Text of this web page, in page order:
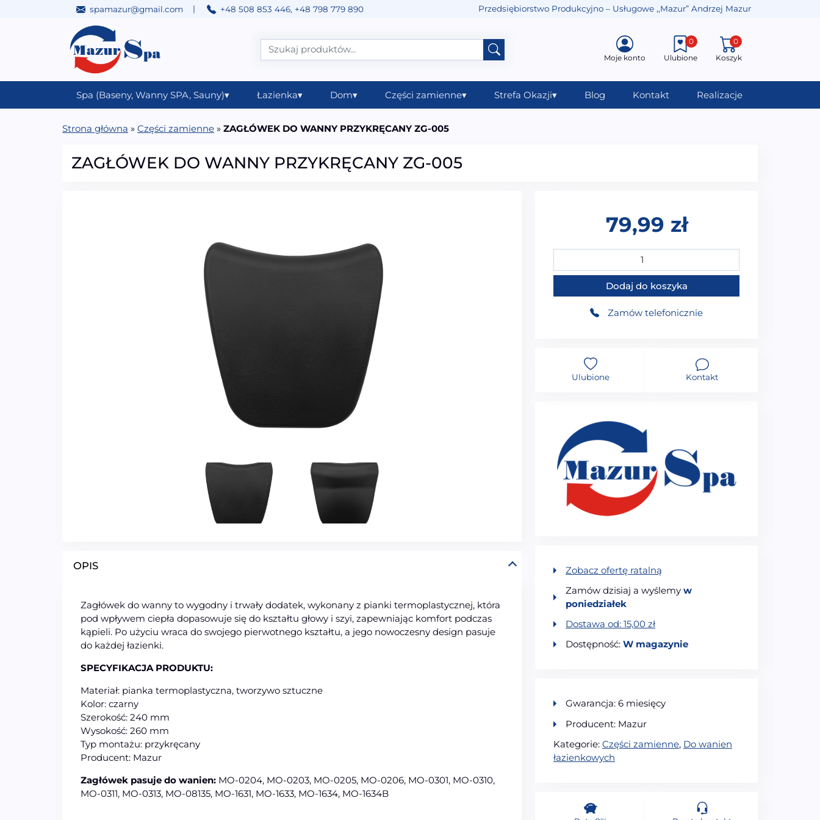
spamazur@gmail.com | +48 508 853 446, +48 798 779 890 Przedsiębiorstwo Produkcyjno – Usługowe ,,Mazur” Andrzej Mazur
Main Navigation Moje konto Ulubione
0
Koszyk
0
Spa (Baseny, Wanny SPA, Sauny)▾ Łazienka▾ Dom▾ Części zamienne▾ Strefa Okazji▾ Blog Kontakt Realizacje
Strona główna » Części zamienne » ZAGŁÓWEK DO WANNY PRZYKRĘCANY ZG-005
ZAGŁÓWEK DO WANNY PRZYKRĘCANY ZG-005
OPIS
Zagłówek do wanny to wygodny i trwały dodatek, wykonany z pianki termoplastycznej, która
pod wpływem ciepła dopasowuje się do kształtu głowy i szyi, zapewniając komfort podczas
kąpieli. Po użyciu wraca do swojego pierwotnego kształtu, a jego nowoczesny design pasuje
do każdej łazienki.
SPECYFIKACJA PRODUKTU:
Materiał: pianka termoplastyczna, tworzywo sztuczne
Kolor: czarny
Szerokość: 240 mm
Wysokość: 260 mm
Typ montażu: przykręcany
Producent: Mazur
Zagłówek pasuje do wanien: MO-0204, MO-0203, MO-0205, MO-0206, MO-0301, MO-0310,
MO-0311, MO-0313, MO-08135, MO-1631, MO-1633, MO-1634, MO-1634B
79,99 zł
ilość ZAGŁÓWEK DO WANNY PRZYKRĘCANY ZG-005
Dodaj do koszyka
Zamów telefonicznie
Ulubione Kontakt
Zobacz ofertę ratalną
Zamów dzisiaj a wyślemy w
poniedziałek
Dostawa od: 15,00 zł
Dostępność: W magazynie
Gwarancja: 6 miesięcy
Producent: Mazur
Kategorie: Części zamienne, Do wanien
łazienkowych